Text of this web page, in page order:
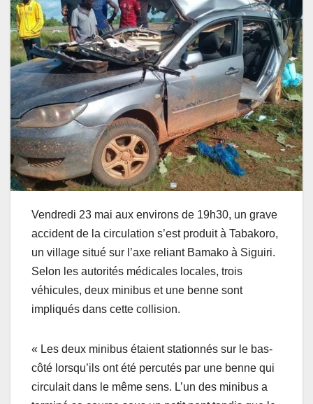
Vendredi 23 mai aux environs de 19h30, un grave
accident de la circulation s’est produit à Tabakoro,
un village situé sur l’axe reliant Bamako à Siguiri.
Selon les autorités médicales locales, trois
véhicules, deux minibus et une benne sont
impliqués dans cette collision.
« Les deux minibus étaient stationnés sur le bas-
côté lorsqu’ils ont été percutés par une benne qui
circulait dans le même sens. L’un des minibus a